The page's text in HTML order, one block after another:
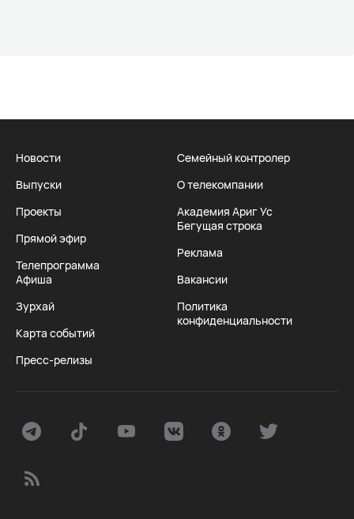
Новости
Выпуски
Проекты
Прямой эфир
Телепрограмма
Афиша
Зурхай
Карта событий
Пресс-релизы
Семейный контролер
О телекомпании
Академия Ариг Ус
Бегущая строка
Реклама
Вакансии
Политика
конфиденциальности